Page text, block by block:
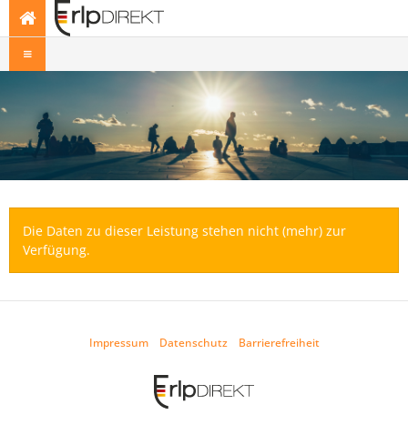
Die Daten zu dieser Leistung stehen nicht (mehr) zur
Verfügung.
Impressum Datenschutz Barrierefreiheit